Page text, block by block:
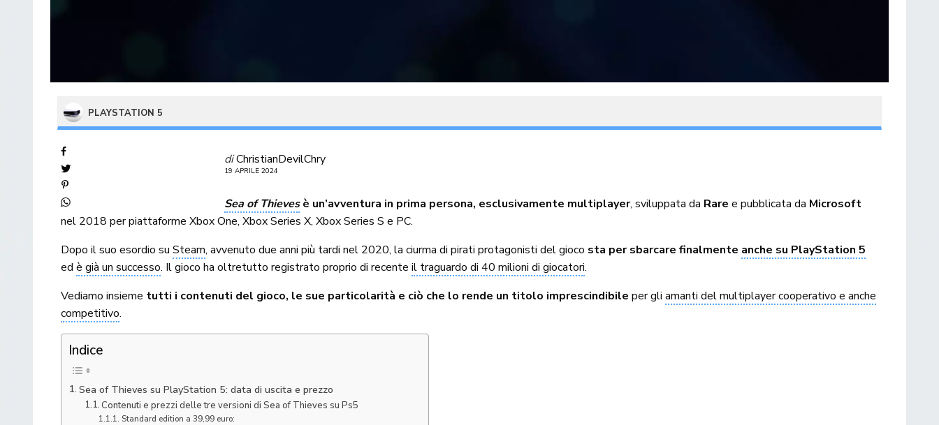
PLAYSTATION 5
diChristianDevilChry
19 APRILE 2024
Sea of Thievesè un’avventura in prima persona, esclusivamente multiplayer, sviluppata da Rare e pubblicata da Microsoft
nel 2018 per piattaforme Xbox One, Xbox Series X, Xbox Series S e PC.
Dopo il suo esordio suSteam, avvenuto due anni più tardi nel 2020, la ciurma di pirati protagonisti del gioco sta per sbarcare finalmente anche su PlayStation 5
edè già un successo. Il gioco ha oltretutto registrato proprio di recenteil traguardo di 40 milioni di giocatori.
Vediamo insieme tutti i contenuti del gioco, le sue particolarità e ciò che lo rende un titolo imprescindibile per gliamanti del multiplayer cooperativo e anche
competitivo.
Indice
Sea of Thieves su PlayStation 5: data di uscita e prezzo
Contenuti e prezzi delle tre versioni di Sea of Thieves su Ps5
Standard edition a 39,99 euro: